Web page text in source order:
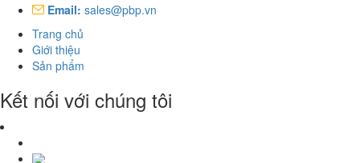
Email: sales@pbp.vn
Trang chủ
Giới thiệu
Sản phẩm
Kết nối với chúng tôi